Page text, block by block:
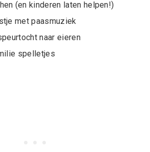
(en kinderen laten helpen!)
met paasmuziek
naar eieren
spelletjes